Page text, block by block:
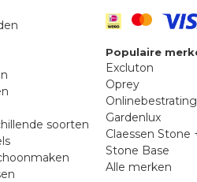
soorten
Populaire
Excluton
Oprey
Gardenlux
Claessen Stone
Stone Base
Alle merken